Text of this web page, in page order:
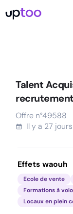
Talent
Offre n°49588
Il y a 27 jours
Effets waouh
Ecole de vente
Formations à
Locaux en plein